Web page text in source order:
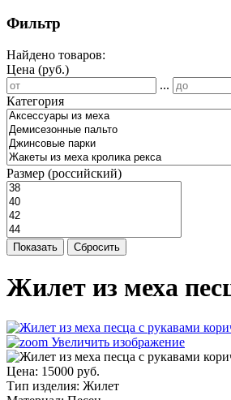
Фильтр
Найдено товаров:
Цена (руб.)
...
Категория
Размер (российский)
Показать Сбросить
Жилет из меха
Увеличить изображение
Цена: 15000 руб.
Тип изделия: Жилет